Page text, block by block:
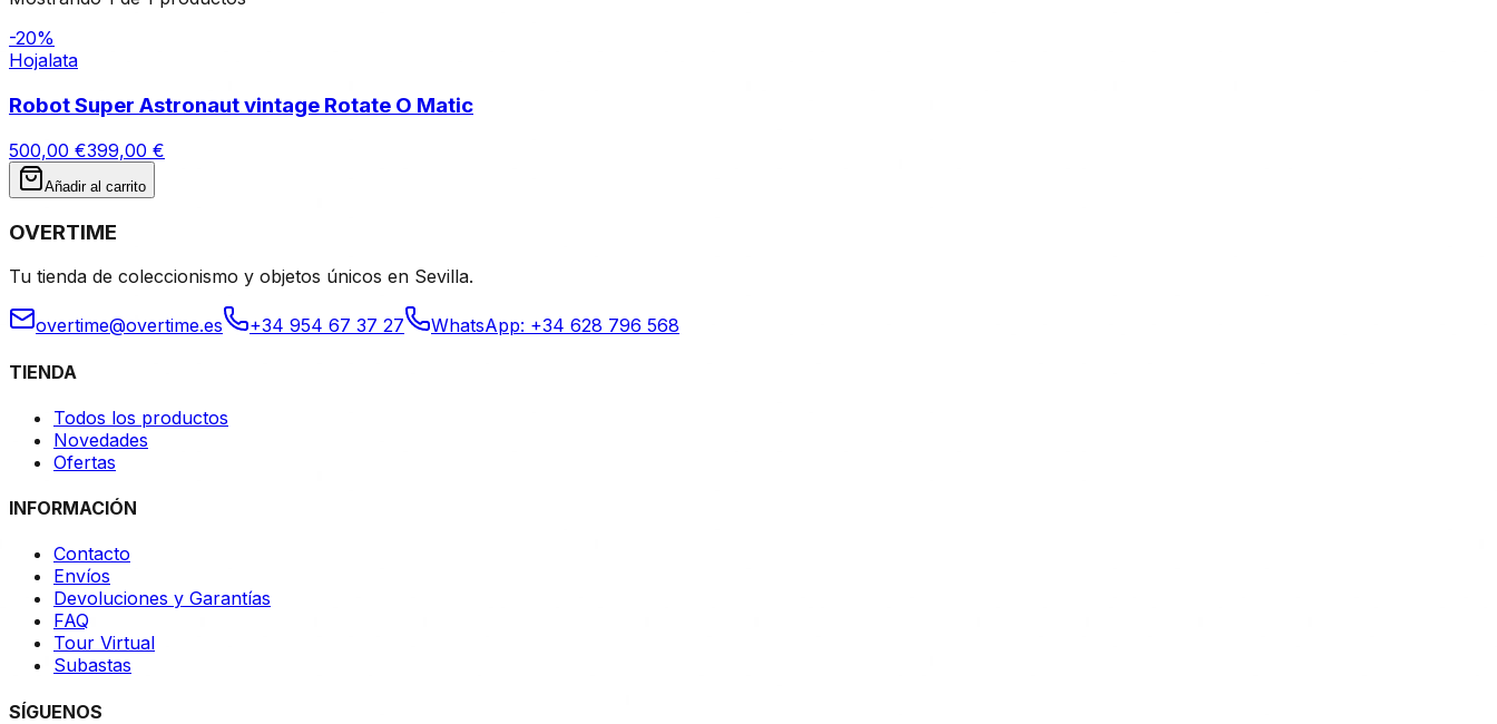
-20%
Hojalata
Robot Super Astronaut vintage Rotate O Matic
500,00 €399,00 €
Añadir al carrito
OVERTIME
Tu tienda de coleccionismo y objetos únicos en Sevilla.
overtime@overtime.es +34 954 67 37 27 WhatsApp: +34 628 796 568
TIENDA
Todos los productos
Novedades
Ofertas
INFORMACIÓN
Contacto
Envíos
Devoluciones y Garantías
FAQ
Tour Virtual
Subastas
SÍGUENOS